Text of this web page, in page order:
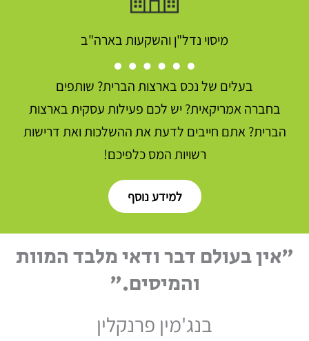
מיסוי נדל"ן והשקעות בארה"ב
בעלים של נכס בארצות הברית? שותפים
בחברה אמריקאית? יש לכם פעילות עסקית בארצות
הברית? אתם חייבים לדעת את ההשלכות ואת דרישות
רשויות המס כלפיכם!
למידע נוסף
"אין בעולם דבר ודאי מלבד המוות
והמיסים."
בנג'מין פרנקלין